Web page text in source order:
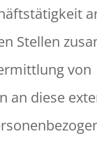
Stellen
von
an diese